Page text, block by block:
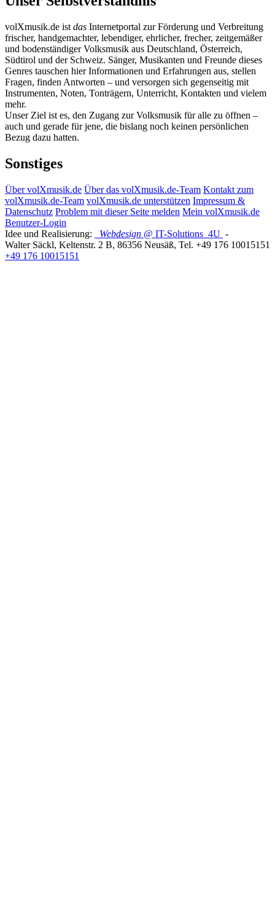
volXmusik.de ist das Internetportal zur Förderung und Verbreitung
frischer, handgemachter, lebendiger, ehrlicher, frecher, zeitgemäßer
und bodenständiger Volksmusik aus Deutschland, Österreich,
Südtirol und der Schweiz. Sänger, Musikanten und Freunde dieses
Genres tauschen hier Informationen und Erfahrungen aus, stellen
Fragen, finden Antworten – und versorgen sich gegenseitig mit
Instrumenten, Noten, Tonträgern, Unterricht, Kontakten und vielem
mehr.
Unser Ziel ist es, den Zugang zur Volksmusik für alle zu öffnen –
auch und gerade für jene, die bislang noch keinen persönlichen
Bezug dazu hatten.
Sonstiges
Über volXmusik.de Über das volXmusik.de-Team Kontakt zum
volXmusik.de-Team volXmusik.de unterstützen Impressum &
Datenschutz Problem mit dieser Seite melden Mein volXmusik.de
Benutzer-Login
Idee und Realisierung:
Webdesign @ IT-Solutions 4U -
Walter Säckl, Keltenstr. 2 B, 86356 Neusäß, Tel. +49 176 10015151
+49 176 10015151